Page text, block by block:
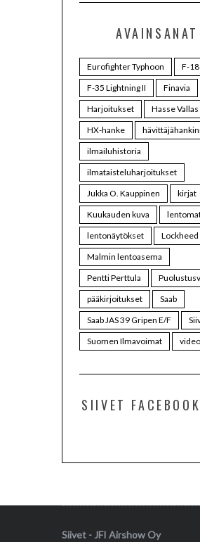
AVAINSANAT
Eurofighter Typhoon
F-
F-35 Lightning II
Finavia
Harjoitukset
Hasse Vallas
HX-hanke
ilmailuhistoria
ilmataisteluharjoitukset
Jukka O. Kauppinen
kirjat
Kuukauden kuva
lentonäytökset
Malmin lentoasema
Pentti Perttula
pääkirjoitukset
Saab
Saab JAS 39 Gripen E/F
Suomen Ilmavoimat
SIIVET
Siivet - JFI Airshow Oy